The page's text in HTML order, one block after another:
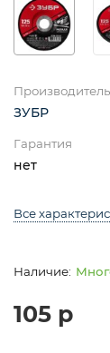
Производитель
ЗУБР
Гарантия
нет
Все
105 р